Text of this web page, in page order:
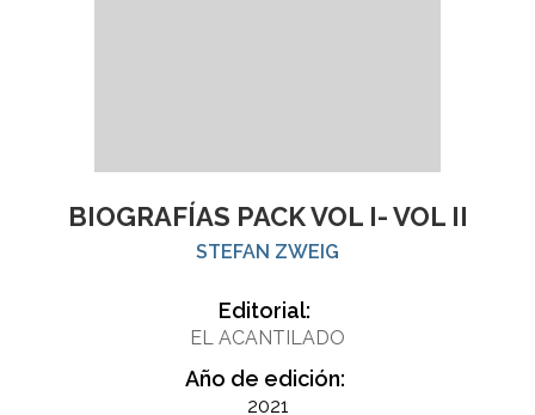
BIOGRAFÍAS PACK VOL I- VOL II
STEFAN ZWEIG
Editorial:
EL ACANTILADO
Año de edición:
2021